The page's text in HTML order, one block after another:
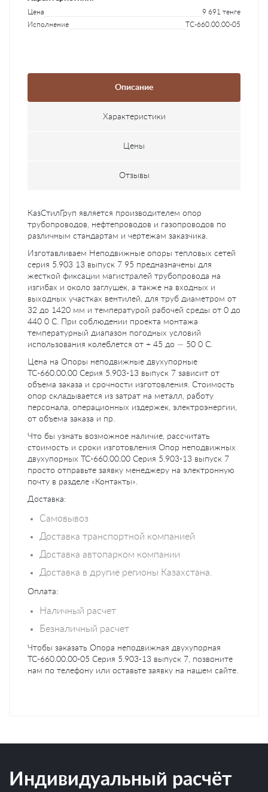
Цена
9 691 тенге
Исполнение
ТС-660.00.00-05
Описание
Характеристики
Цены
Отзывы
КазСтилГруп является производителем опор
трубопроводов, нефтепроводов и газопроводов по
различным стандартам и чертежам заказчика.
Изготавливаем Неподвижные опоры тепловых сетей
серия 5.903 13 выпуск 7 95 предназначены для
жесткой фиксации магистралей трубопровода на
изгибах и около заглушек, а также на входных и
выходных участках вентилей, для труб диаметром от
32 до 1420 мм и температурой рабочей среды от 0 до
440 0 C. При соблюдении проекта монтажа
температурный диапазон погодных условий
использования колеблется от + 45 до — 50 0 C.
Цена на Опоры неподвижные двухупорные
ТС-660.00.00 Серия 5.903-13 выпуск 7 зависит от
объема заказа и срочности изготовления. Стоимость
опор складывается из затрат на металл, работу
персонала, операционных издержек, электроэнергии,
от объема заказа и пр.
Что бы узнать возможное наличие, рассчитать
стоимость и сроки изготовления Опор неподвижных
двухупорных ТС-660.00.00 Серия 5.903-13 выпуск 7
просто отправьте заявку менеджеру на электронную
почту в разделе «Контакты».
Доставка:
Самовывоз
Доставка транспортной компанией
Доставка автопарком компании
Доставка в другие регионы Казахстана.
Оплата:
Наличный расчет
Безналичный расчет
Чтобы заказать Опора неподвижная двухупорная
ТС-660.00.00-05 Серия 5.903-13 выпуск 7, позвоните
нам по телефону или оставьте заявку на нашем сайте.
Индивидуальный расчёт